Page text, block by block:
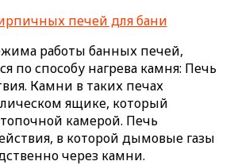
работы банных печей,
по способу нагрева камня: Печь
Камни в таких печах
ящике, который
топочной камерой. Печь
в которой дымовые газы
через камни.